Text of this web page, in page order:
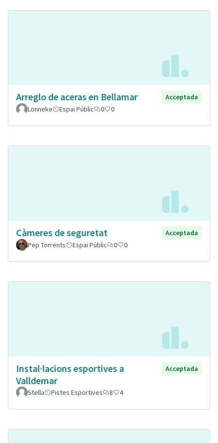
Arreglo de aceras en Bellamar
Acceptada
Lonneke
Espai Públic 0 0
Càmeres de seguretat
Acceptada
Pep Torrents
Espai Públic 0 0
Instal·lacions esportives a
Valldemar
Acceptada
Stella Pistes Esportives 8 4